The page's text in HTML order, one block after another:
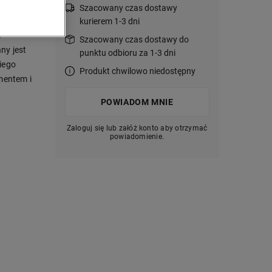
jest
i
Szacowany czas dostawy
kurierem 1-3 dni
Szacowany czas dostawy do
punktu odbioru za 1-3 dni
Produkt chwilowo niedostępny
POWIADOM MNIE
Zaloguj się lub załóż konto aby otrzymać
powiadomienie.